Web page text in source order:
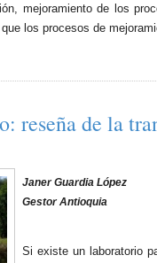
mejoramiento de los
los procesos de
reseña de la
Janer Guardia López
Gestor Antioquia
Si existe un laboratorio